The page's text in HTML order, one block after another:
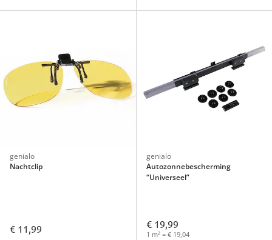
genialo
Nachtclip
€ 11,99
genialo
Autozonnebescherming
“Universeel”
€ 19,99
1 m² = € 19,04